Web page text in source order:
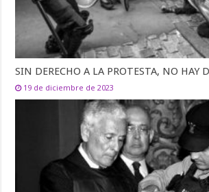
SIN DERECHO A LA PROTESTA, NO HAY
19 de diciembre de 2023